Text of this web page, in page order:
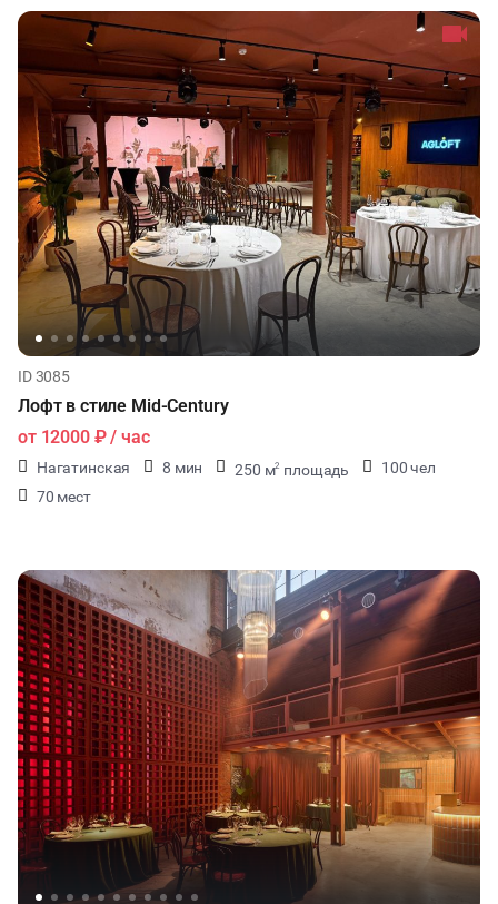
ID 3085
Лофт в стиле Mid-Century
от 12000 ₽/ час
Нагатинская 8 мин 250 м2 площадь
100 чел
70 мест